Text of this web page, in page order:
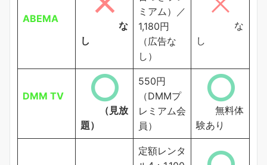
ABEMA
な
し
ミアム）／
1,180円
（広告な
し）
な
し
DMM TV
（見放
題）
550円
（DMMプ
レミアム会
員）
無料体
験あり
定額レンタ